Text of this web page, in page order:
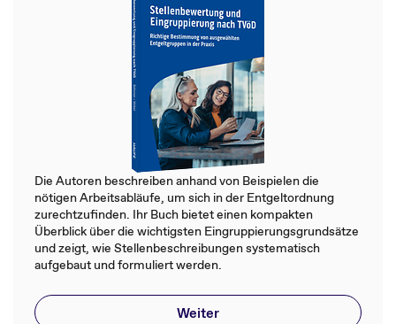
Die Autoren beschreiben anhand von Beispielen die
nötigen Arbeitsabläufe, um sich in der Entgeltordnung
zurechtzufinden. Ihr Buch bietet einen kompakten
Überblick über die wichtigsten Eingruppierungsgrundsätze
und zeigt, wie Stellenbeschreibungen systematisch
aufgebaut und formuliert werden.
Weiter